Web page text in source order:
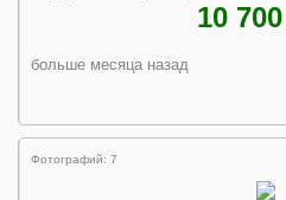
10
больше месяца назад
Фотографий: 7